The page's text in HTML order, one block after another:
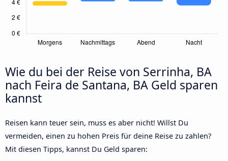
Wie du bei der Reise von Serrinha, BA
nach Feira de Santana, BA Geld sparen
kannst
Reisen kann teuer sein, muss es aber nicht! Willst Du
vermeiden, einen zu hohen Preis für deine Reise zu zahlen?
Mit diesen Tipps, kannst Du Geld sparen: